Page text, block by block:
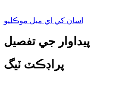
اسان کي اي ميل موڪليو
پيداوار جي تفصيل
پراڊڪٽ ٽيگ